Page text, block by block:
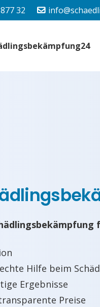
32
Hilfe beim
Ergebnisse
Preise